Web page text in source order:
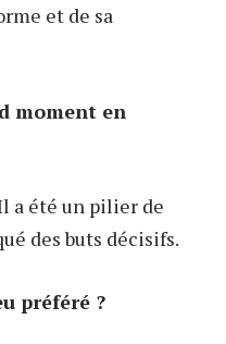
et de sa
moment en
a été un pilier de
des buts décisifs.
préféré ?